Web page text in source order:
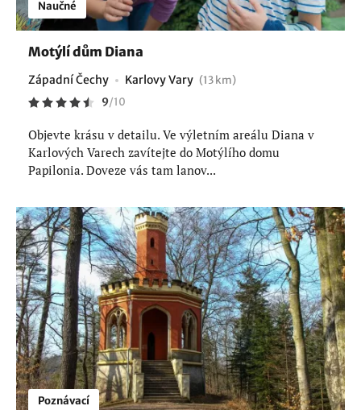
Naučné
Motýlí dům Diana
Západní Čechy Karlovy Vary (13 km)
9/10
Objevte krásu v detailu. Ve výletním areálu Diana v
Karlových Varech zavítejte do Motýlího domu
Papilonia. Doveze vás tam lanov...
Poznávací